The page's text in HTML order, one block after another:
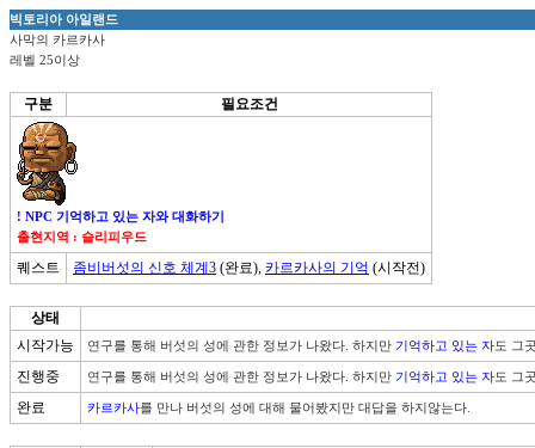
빅토리아 아일랜드
사막의 카르카사
레벨 25이상
구분 필요조건
! NPC 기억하고 있는 자와 대화하기
출현지역 : 슬리피우드
퀘스트 좀비버섯의 신호 체계3 (완료), 카르카사의 기억 (시작전)
상태
시작가능
연구를 통해 버섯의 성에 관한 정보가 나왔다. 하지만 기억하고 있는 자도 그
진행중 연구를 통해 버섯의 성에 관한 정보가 나왔다. 하지만 기억하고 있는 자도 그
완료 카르카사를 만나 버섯의 성에 대해 물어봤지만 대답을 하지않는다.